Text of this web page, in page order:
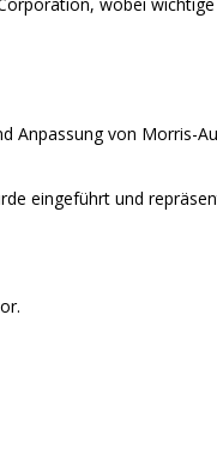
Anpassung von Morris-
eingeführt und